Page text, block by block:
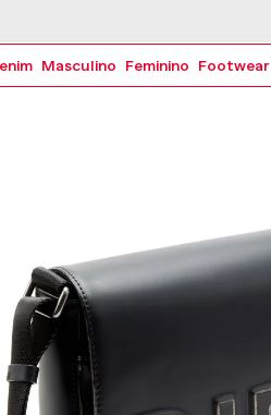
Masculino Feminino Footwear